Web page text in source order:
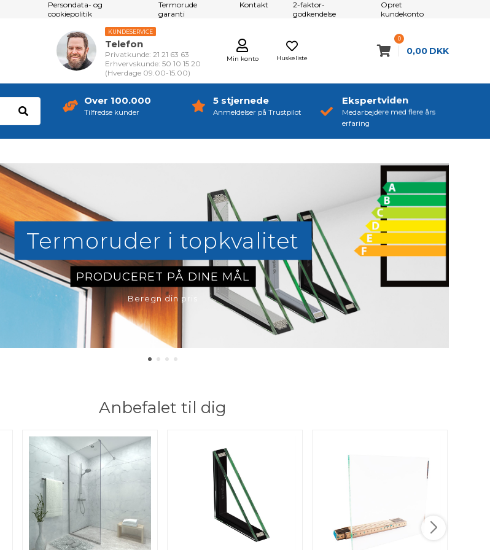
Persondata- og
cookiepolitik
Termorude
garanti
Kontakt
2-faktor-
godkendelse
Opret
kundekonto
Huskeliste
Min konto
KUNDESERVICE
Telefon
Privatkunde: 21 21 63 63
Erhvervskunde: 50 10 15 20
(Hverdage 09.00-15.00)
0
0,00 DKK
Over 100.000
Tilfredse kunder
5 stjernede
Anmeldelser på Trustpilot
Ekspertviden
Medarbejdere med flere års
erfaring
Termoruder i topkvalitet
PRODUCERET PÅ DINE MÅL
Beregn din pris
Anbefalet til dig